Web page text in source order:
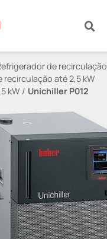
de recirculação
recirculação até 2,5 kW
kW
Unichiller P012